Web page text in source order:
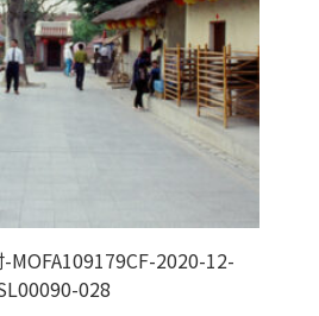
MOFA109179CF-2020-12-
028